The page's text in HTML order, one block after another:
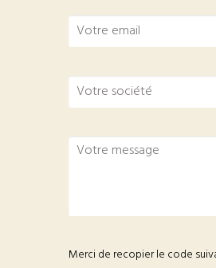
Merci de recopier le code